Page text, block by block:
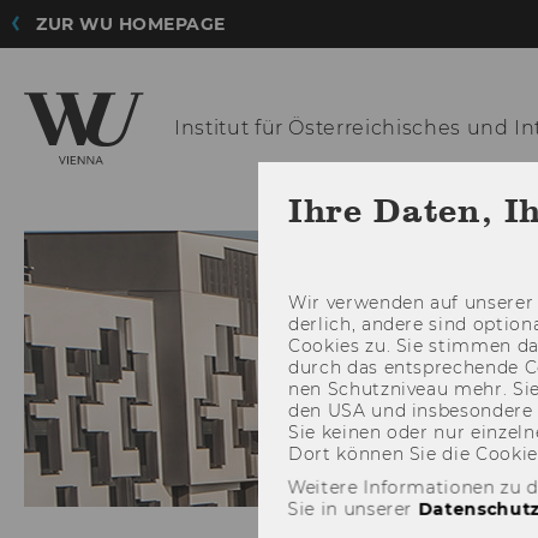
ZUR WU HOMEPAGE
Institut für Österreichisches und
INSTITUT
Ihre Daten,
Wir ver­wen­den auf
der­lich, an­de­re sind
Coo­kies zu. Sie stim­men
durch das ent­spre­chen­de
nen Schutz­ni­veau mehr.
den USA und
Sie kei­nen oder nur
Dort kön­nen Sie die
Weitere Informationen zu
Sie in unserer